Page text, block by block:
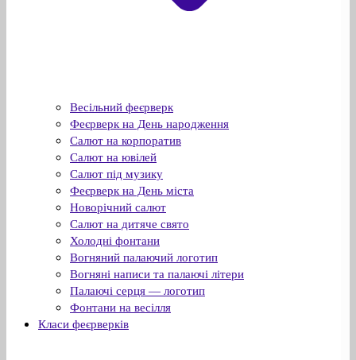
Весільний феєрверк
Феєрверк на День народження
Салют на корпоратив
Салют на ювілей
Салют під музику
Феєрверк на День міста
Новорічний салют
Салют на дитяче свято
Холодні фонтани
Вогняний палаючий логотип
Вогняні написи та палаючі літери
Палаючі серця — логотип
Фонтани на весілля
Класи феєрверків